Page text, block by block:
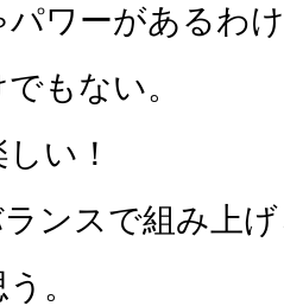
ワーがあるわ
もない。
い！
ンスで組み上
。